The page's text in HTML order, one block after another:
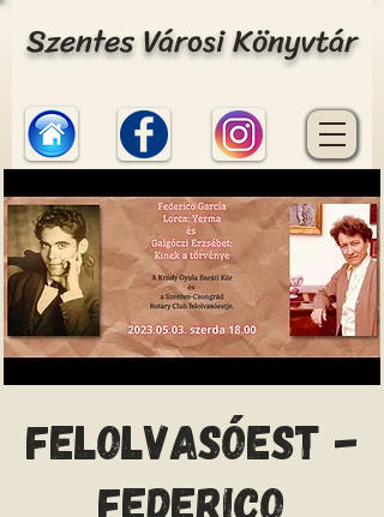
Szentes Városi Könyvtár
Felolvasóest -
Federico